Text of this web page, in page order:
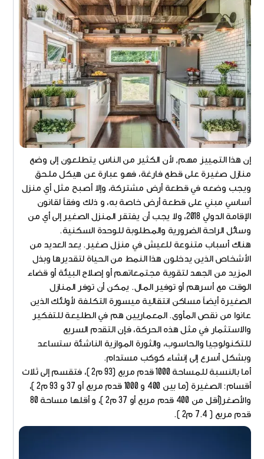
إن هذا التمييز مهم, لأن الكثير من الناس يتطلعون إلى وضع
منازل صغيرة على قطع فارغة، فهو عبارة عن هيكل ملحق
ويجب وضعه في قطعة أرض مشتركة، وإلا أصبح مثل أي منزل
أساسي مبني على قطعة أرض خاصة به، و ذلك وفقاً لقانون
الإقامة الدولي 2018، ولا يجب أن يفتقر المنزل الصغير إلى أي من
وسائل الراحة الضرورية والمطلوبة للوحدة السكنية.
هناك أسباب متنوعة للعيش في منزل صغير. يعد العديد من
الأشخاص الذين يدخلون هذا النمط من الحياة لتقديرها وبذل
المزيد من الجهد لتقوية مجتمعاتهم أو إصلاح البيئة أو قضاء
الوقت مع أسرهم أو توفير المال. يمكن أن توفر المنازل
الصغيرة أيضاً مساكن انتقالية ميسورة التكلفة لأولئك الذين
عانوا من نقص المأوى. المعماريين هم في الطليعة للتفكير
والاستثمار في مثل هذه الحركة، فإن التقدم السريع
للتكنولوجيا والحاسوب، والثورة الموازية الناشئة ستساعد
وبشكل أسرع إلى إنشاء كوكب مستدام.
أما بالنسبة للمساحة 1000 قدم مربع (93 م2 )، فتقسم إلى ثلاث
أقسام: الصغيرة (ما بين 400 و 1000 قدم مربع أو 37 و 93 م2 )،
والأصغر(أقل من 400 قدم مربع أو 37 م2 )، و أقلها مساحة 80
قدم مربع ( 7.4 م2 ).